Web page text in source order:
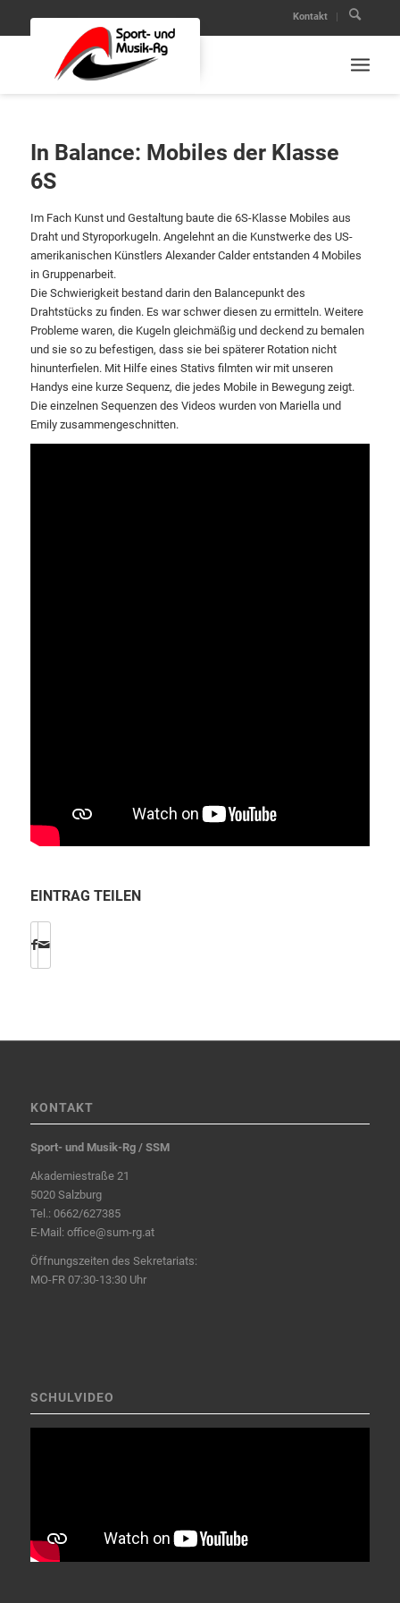
Kontakt
In Balance: Mobiles der Klasse
6S
Im Fach Kunst und Gestaltung baute die 6S-Klasse Mobiles aus
Draht und Styroporkugeln. Angelehnt an die Kunstwerke des US-
amerikanischen Künstlers Alexander Calder entstanden 4 Mobiles
in Gruppenarbeit.
Die Schwierigkeit bestand darin den Balancepunkt des
Drahtstücks zu finden. Es war schwer diesen zu ermitteln. Weitere
Probleme waren, die Kugeln gleichmäßig und deckend zu bemalen
und sie so zu befestigen, dass sie bei späterer Rotation nicht
hinunterfielen. Mit Hilfe eines Stativs filmten wir mit unseren
Handys eine kurze Sequenz, die jedes Mobile in Bewegung zeigt.
Die einzelnen Sequenzen des Videos wurden von Mariella und
Emily zusammengeschnitten.
EINTRAG TEILEN
KONTAKT
Sport- und Musik-Rg / SSM
Akademiestraße 21
5020 Salzburg
Tel.: 0662/627385
E-Mail: office@sum-rg.at
Öffnungszeiten des Sekretariats:
MO-FR 07:30-13:30 Uhr
SCHULVIDEO